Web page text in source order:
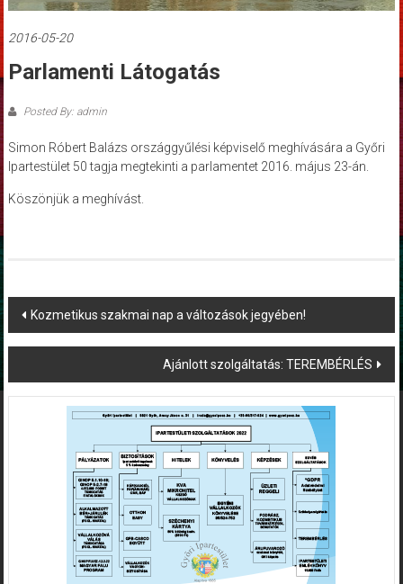
2016-05-20
Parlamenti Látogatás
Posted By: admin
Simon Róbert Balázs országgyűlési képviselő meghívására a Győri
Ipartestület 50 tagja megtekinti a parlamentet 2016. május 23-án.
Köszönjük a meghívást.
Post
navigation
Kozmetikus szakmai nap a változások jegyében!
Ajánlott szolgáltatás: TEREMBÉRLÉS